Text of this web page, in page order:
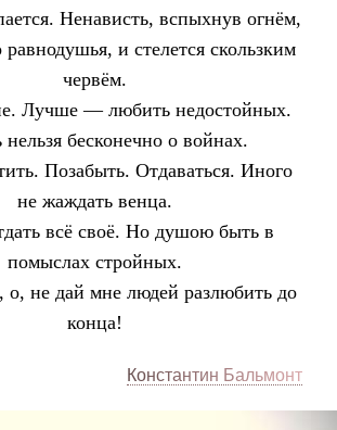
Ненависть, вспыхнув огнём,
и стелется скользким
червём.
Лучше — любить недостойных.
бесконечно о войнах.
Позабыть. Отдаваться. Иного
не жаждать венца.
всё своё. Но душою быть в
помыслах стройных.
о, не дай мне людей разлюбить до
конца!
Константин Бальмонт